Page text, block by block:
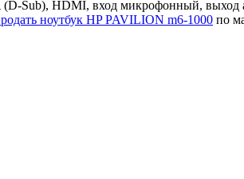
Sub), HDMI, вход микрофонный,
ноутбук HP PAVILION m6-1000 по